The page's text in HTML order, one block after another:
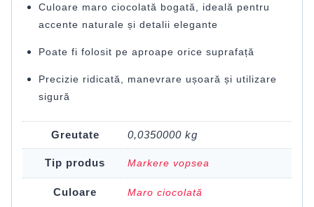
Culoare maro ciocolată bogată, ideală pentru
accente naturale și detalii elegante
Poate fi folosit pe aproape orice suprafață
Precizie ridicată, manevrare ușoară și utilizare
sigură
Greutate 0,0350000 kg
Tip produs Markere vopsea
Culoare Maro ciocolată